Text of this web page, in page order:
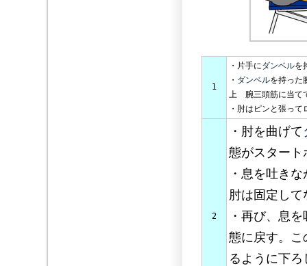
1
・片手にダンベルを
・ ダンベルを持った
上 腕三頭筋に当て
・肘はピンと張っ
2
・肘を曲げて
態がスタート
・息を吐き
肘は固定し
・再び、息
態に戻す。
るように下ろ